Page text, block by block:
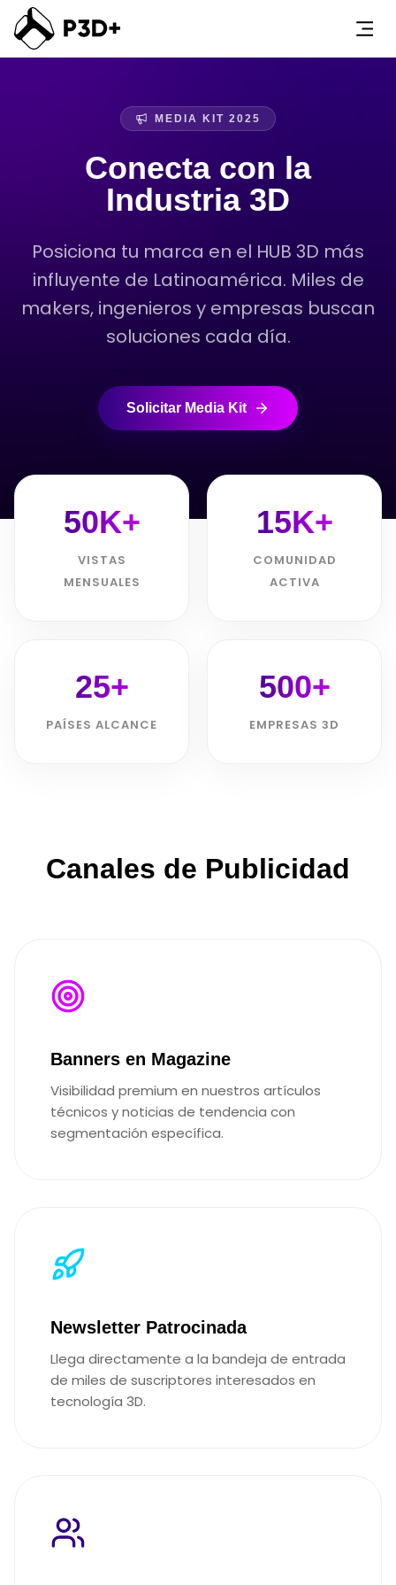
MEDIA KIT 2025
Conecta con la
Industria 3D
Posiciona tu marca en el HUB 3D más
influyente de Latinoamérica. Miles de
makers, ingenieros y empresas buscan
soluciones cada día.
Solicitar Media Kit
50K+
VISTAS
MENSUALES
15K+
COMUNIDAD
ACTIVA
25+
PAÍSES ALCANCE
500+
EMPRESAS 3D
Canales de Publicidad
Banners en Magazine
Visibilidad premium en nuestros artículos
técnicos y noticias de tendencia con
segmentación específica.
Newsletter Patrocinada
Llega directamente a la bandeja de entrada
de miles de suscriptores interesados en
tecnología 3D.